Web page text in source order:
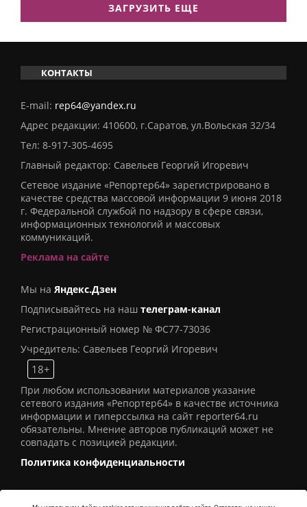
ЗАГРУЗИТЬ ЕЩЕ
КОНТАКТЫ
E-mail: rep64@yandex.ru
Адрес редакции: 410600, г.Саратов, ул.Вольская 32/34
Тел: 8-917-305-4695
Главный редактор: Савельев Георгий Игоревич
Сетевое издание «Репортер64» зарегистрировано в
качестве средства массовой информации 9 июня 2018
г. Федеральной службой по надзору в сфере связи,
информационных технологий и массовых
коммуникаций.
Реклама на сайте
Мы на Яндекс.Дзен
Подписывайтесь на наш телеграм-канал
Регистрационный номер № ФС77-73036
Учредитель: Савельев Георгий Игоревич
18+
При любом использовании материалов указание
сетевого издания «Репортер64» в качестве источника
информации и гиперссылка на сайт reporter64.ru
обязательны. Мнение авторов публикаций может не
совпадать с позицией редакции.
Политика конфиденциальности